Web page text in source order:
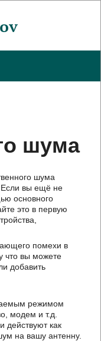
шума
шума
Если вы ещё не
основного
это в первую
помехи в
что вы можете
добавить
режимом
модем и т.д.
действуют как
на вашу антенну.